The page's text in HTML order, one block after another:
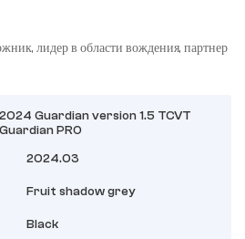
лидер в области вождения, партнер
2024 Guardian version 1.5 TCVT
Guardian PRO
2024.03
Fruit shadow grey
Black